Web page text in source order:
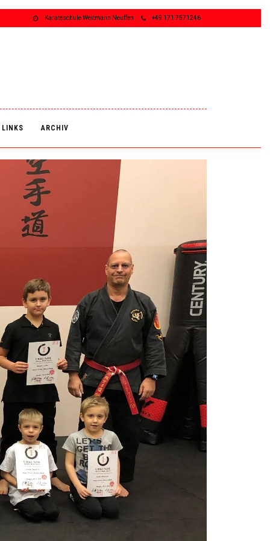
Karateschule Weitmann Neuffen +49 171 7571246
LINKS ARCHIV